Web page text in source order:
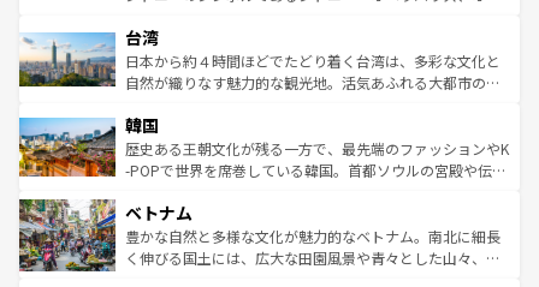
情報は
人々、おいしいローカルフードやハワイアンミュージッ
ク、伝統的なフラダンスなど、すべてがハワイの魅力を彩
っている。訪れるたびに新しい発見と感動が待っているハ
はコンテンツ一覧
リアリーフや大陸中央部にそびえるウルル（エアーズロッ
ク）、タスマニアの美しい原生林やケアンズの熱帯雨林な
ど、見どころがたくさん。また、カフェやワイン、オージ
いる。アクティビティも充実しており、サーフィンやダイ
ビング、ハイキングなど、アウトドア好きにはたまらな
い。オーストラリアの多彩な魅力を存分に味わいつくそ
参照してほしい。
台湾
日本から約４時間ほどでたどり着く台湾は、多彩な文化と
自然が織りなす魅力的な観光地。活気あふれる大都市の台
ン）、静ひつな山岳地帯である台湾東部など、都市の喧騒
と山間の静けさが共存しており、訪れる人に新しい発見と
驚きをもたらしてくれる。また、奥深い台湾の食文化も魅
容にもいいと評判のスイーツなど、バラエティ豊かな料理
が味わえる。 なお、新着の台湾情報は コンテンツ一覧を参
照してほしい。
韓国
歴史ある王朝文化が残る一方で、最先端のファッションやK
-POPで世界を席巻している韓国。首都ソウルの宮殿や伝統
き、地方に足を延ばせば四季折々の自然美を楽しむことが
できる。そして、キムチや焼肉、絶品のストリートフード
まで、さまざまな韓国料理が待っている。夜には、韓国な
ベトナム
豊かな自然と多様な文化が魅力的なベトナム。南北に細長
く伸びる国土には、広大な田園風景や青々とした山々、世